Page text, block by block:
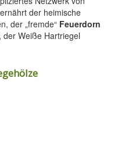
der heimische
der „fremde“ Feuerdorn
der Weiße Hartriegel